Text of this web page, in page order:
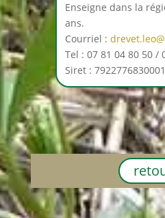
Enseigne dans la
ans.
Courriel :
Tel : 07 81 04 80 50 /
Siret :